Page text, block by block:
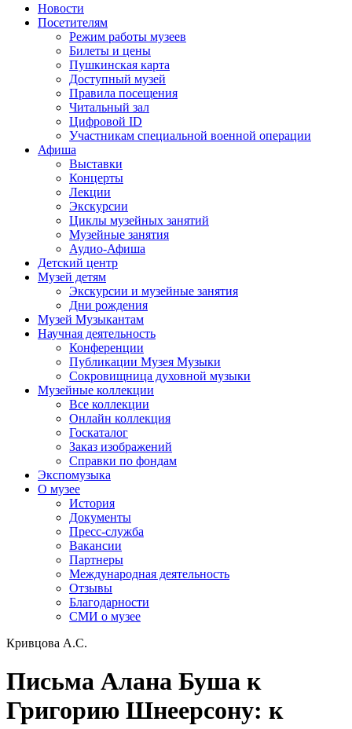
Новости
Посетителям
Режим работы музеев
Билеты и цены
Пушкинская карта
Доступный музей
Правила посещения
Читальный зал
Цифровой ID
Участникам специальной военной операции
Афиша
Выставки
Концерты
Лекции
Экскурсии
Циклы музейных занятий
Музейные занятия
Аудио-Афиша
Детский центр
Музей детям
Экскурсии и музейные занятия
Дни рождения
Музей Музыкантам
Научная деятельность
Конференции
Публикации Музея Музыки
Сокровищница духовной музыки
Музейные коллекции
Все коллекции
Онлайн коллекция
Госкаталог
Заказ изображений
Справки по фондам
Экспомузыка
О музее
История
Документы
Пресс-служба
Вакансии
Партнеры
Международная деятельность
Отзывы
Благодарности
СМИ о музее
Кривцова А.С.
Письма Алана Буша к
Григорию Шнеерсону: к